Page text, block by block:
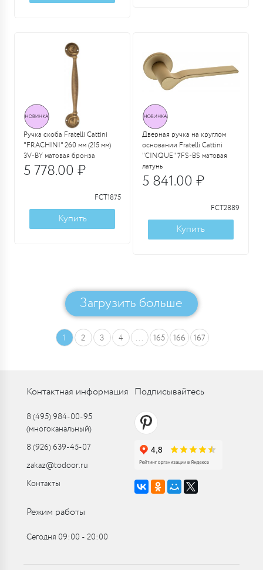
Ручка скоба Fratelli Cattini
"FRACHINI" 260 мм (215 мм)
3V-BY матовая бронза
5 778.00 ₽
FCT1875
Купить
Дверная ручка на круглом
основании Fratelli Cattini
"CINQUE" 7FS-BS матовая
латунь
5 841.00 ₽
FCT2889
Купить
Загрузить больше
1 2 3 4 ... 165 166 167
Контактная информация
8 (495) 984-00-95
(многоканальный)
8 (926) 639-45-07
zakaz@todoor.ru
Контакты
Подписывайтесь
Режим работы
Сегодня 09:00 ‑ 20:00